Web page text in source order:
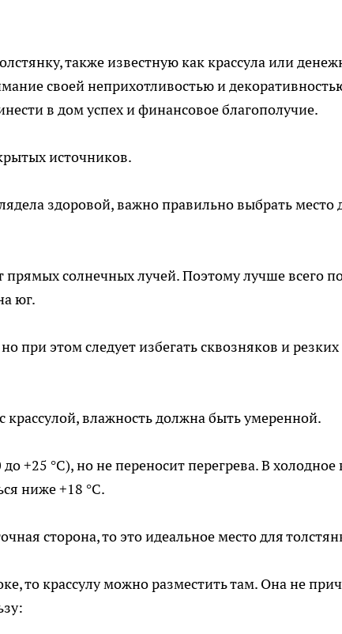
также известную как крассула или
своей неприхотливостью и
в дом успех и финансовое благополучие.
источников.
здоровой, важно правильно выбрать место
прямых солнечных лучей. Поэтому лучше всего
юг.
при этом следует избегать сквозняков и резких
влажность должна быть умеренной.
+25 °C), но не переносит перегрева. В холодное
ниже +18 °C.
сторона, то это идеальное место для
то крассулу можно разместить там. Она не